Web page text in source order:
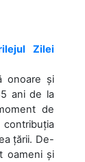
Zilei
onoare și
ani de la
de
țării. De-
oameni și